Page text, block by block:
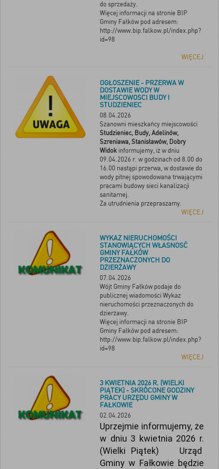
do sprzedaży.
Więcej informacji na stronie BIP
Gminy Fałków pod adresem:
http://www.bip.falkow.pl/index.php?
id=98
WIĘCEJ
OGŁOSZENIE - PRZERWA W
DOSTAWIE WODY W
MIEJSCOWOSCI BUDY I
STUDZIENIEC
08.04.2026
Szanowni mieszkańcy miejscowości
Studzieniec, Budy, Adelinów,
Szreniawa, Stanisławów, Dobry
Widok informujemy, iż w dniu
09.04.2026 r. w godzinach od 8.00 do
16.00 nastąpi przerwa, w dostawie do
wody pitnej spowodowana trwającymi
pracami budowy sieci kanalizacji
sanitarnej.
Za utrudnienia przepraszamy.
WIĘCEJ
WYKAZ NIERUCHOMOŚCI
STANOWIĄCYCH WŁASNOSĆ
GMINY FAŁKÓW
PRZEZNACZONYCH DO
DZIERŻAWY
07.04.2026
Wójt Gminy Fałków podaje do
publicznej wiadomości Wykaz
nieruchomości przeznaczonych do
dzierżawy.
Więcej informacji na stronie BIP
Gminy Fałków pod adresem:
http://www.bip.falkow.pl/index.php?
id=98
WIĘCEJ
3 KWIETNIA 2026 R. (WIELKI
PIĄTEK) - SKRÓCONE GODZINY
PRACY URZĘDU GMINY W
FAŁKOWIE
02.04.2026
Uprzejmie informujemy, że
w dniu 3 kwietnia 2026 r.
(Wielki Piątek) Urząd
Gminy w Fałkowie będzie